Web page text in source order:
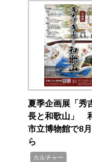
夏季企画展「秀
長と和歌山」
市立博物館で8
ら
カルチャー